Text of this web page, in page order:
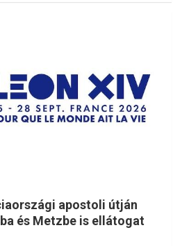
apostoli útján
és Metzbe is ellátogat